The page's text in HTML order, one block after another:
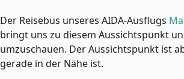
Der Reisebus unseres AIDA-Ausflugs
bringt uns zu diesem Aussichtspunkt
umzuschauen. Der Aussichtspunkt ist
gerade in der Nähe ist.